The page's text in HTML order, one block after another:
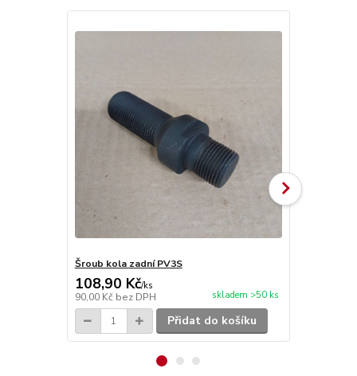
Šroub kola zadní PV3S
108,90 Kč/ks
90,00 Kč bez DPH skladem >50 ks
Přidat do košíku